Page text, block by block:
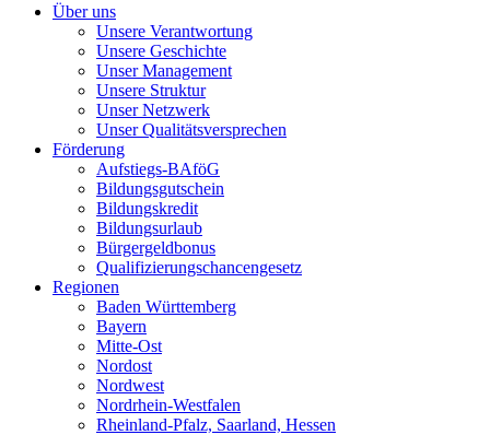
Über uns
Unsere Verantwortung
Unsere Geschichte
Unser Management
Unsere Struktur
Unser Netzwerk
Unser Qualitätsversprechen
Förderung
Aufstiegs-BAföG
Bildungsgutschein
Bildungskredit
Bildungsurlaub
Bürgergeldbonus
Qualifizierungschancengesetz
Regionen
Baden Württemberg
Bayern
Mitte-Ost
Nordost
Nordwest
Nordrhein-Westfalen
Rheinland-Pfalz, Saarland, Hessen